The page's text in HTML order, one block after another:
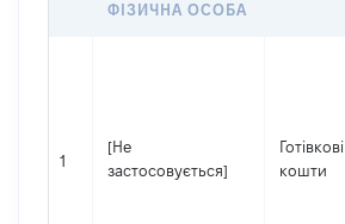
ФІЗИЧНА ОСОБА
1
[Не
застосовується]
Готівкові
кошти